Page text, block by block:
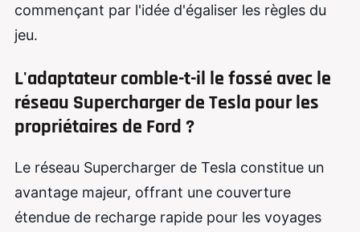
commençant par l'idée d'égaliser les règles du
jeu.
L'adaptateur comble-t-il le fossé avec le
réseau Supercharger de Tesla pour les
propriétaires de Ford ?
Le réseau Supercharger de Tesla constitue un
avantage majeur, offrant une couverture
étendue de recharge rapide pour les voyages